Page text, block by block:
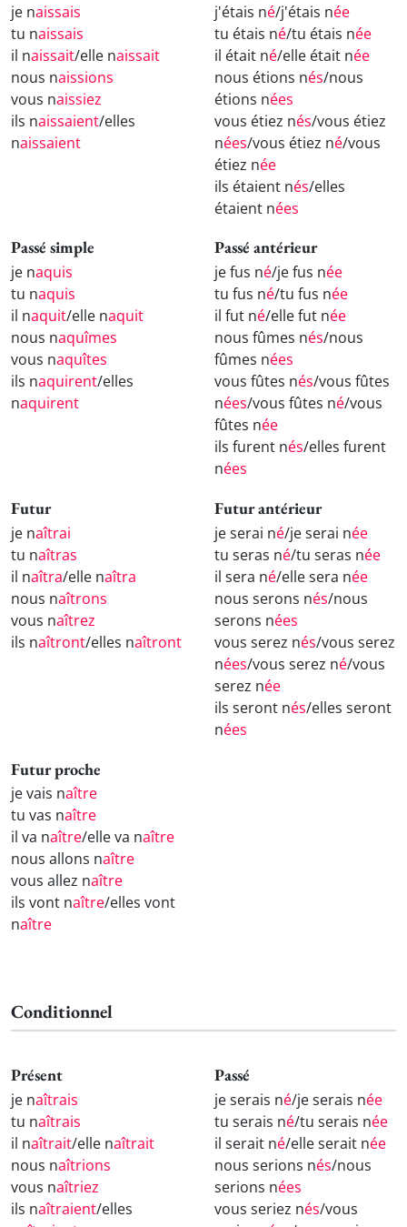
je naissais
tu naissais
il naissait/elle naissait
nous naissions
vous naissiez
ils naissaient/elles
naissaient
j'étais né/j'étais née
tu étais né/tu étais née
il était né/elle était née
nous étions nés/nous
étions nées
vous étiez nés/vous étiez
nées/vous étiez né/vous
étiez née
ils étaient nés/elles
étaient nées
Passé simple
je naquis
tu naquis
il naquit/elle naquit
nous naquîmes
vous naquîtes
ils naquirent/elles
naquirent
Passé antérieur
je fus né/je fus née
tu fus né/tu fus née
il fut né/elle fut née
nous fûmes nés/nous
fûmes nées
vous fûtes nés/vous fûtes
nées/vous fûtes né/vous
fûtes née
ils furent nés/elles furent
nées
Futur
je naîtrai
tu naîtras
il naîtra/elle naîtra
nous naîtrons
vous naîtrez
ils naîtront/elles naîtront
Futur antérieur
je serai né/je serai née
tu seras né/tu seras née
il sera né/elle sera née
nous serons nés/nous
serons nées
vous serez nés/vous serez
nées/vous serez né/vous
serez née
ils seront nés/elles seront
nées
Futur proche
je vais naître
tu vas naître
il va naître/elle va naître
nous allons naître
vous allez naître
ils vont naître/elles vont
naître
Conditionnel
Présent
je naîtrais
tu naîtrais
il naîtrait/elle naîtrait
nous naîtrions
vous naîtriez
ils naîtraient/elles
Passé
je serais né/je serais née
tu serais né/tu serais née
il serait né/elle serait née
nous serions nés/nous
serions nées
vous seriez nés/vous